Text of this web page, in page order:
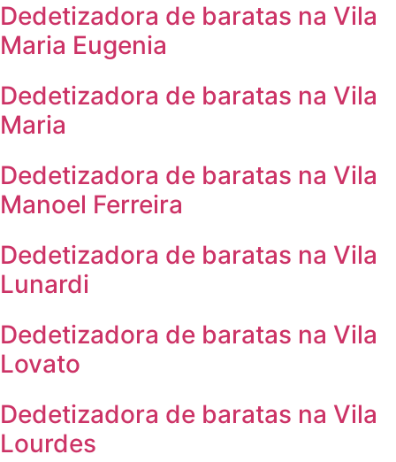
Dedetizadora de baratas na Vila
Maria Eugenia
Dedetizadora de baratas na Vila
Maria
Dedetizadora de baratas na Vila
Manoel Ferreira
Dedetizadora de baratas na Vila
Lunardi
Dedetizadora de baratas na Vila
Lovato
Dedetizadora de baratas na Vila
Lourdes